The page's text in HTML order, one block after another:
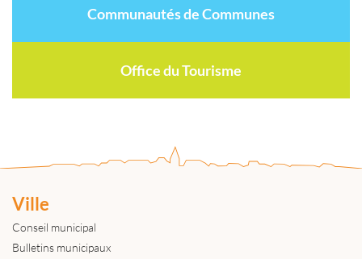
Communautés de Communes
Office du Tourisme
Ville
Conseil municipal
Bulletins municipaux